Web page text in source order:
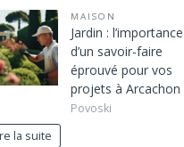
MAISON
Jardin : l’importance
d’un savoir-faire
éprouvé pour vos
projets à Arcachon
Povoski
la suite